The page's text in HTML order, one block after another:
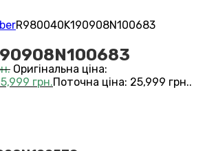
Оригінальна ціна:
грн.Поточна ціна: 25,999 грн..
R980040K190908N100683